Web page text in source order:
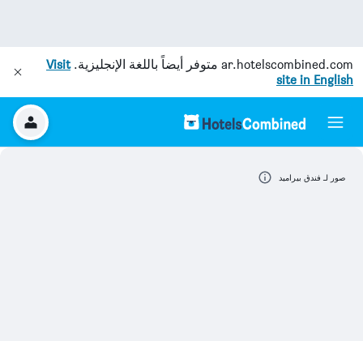
ar.hotelscombined.com متوفر أيضاً باللغة الإنجليزية.Visit
site in English
صور لـ فندق بيراميد